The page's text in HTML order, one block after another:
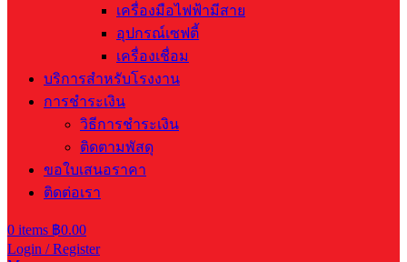
เครื่องมือไฟฟ้ามีสาย
อุปกรณ์เซฟตี้
เครื่องเชื่อม
บริการสำหรับโรงงาน
การชำระเงิน
วิธีการชำระเงิน
ติดตามพัสดุ
ขอใบเสนอราคา
ติดต่อเรา
0 items ฿0.00
Login / Register